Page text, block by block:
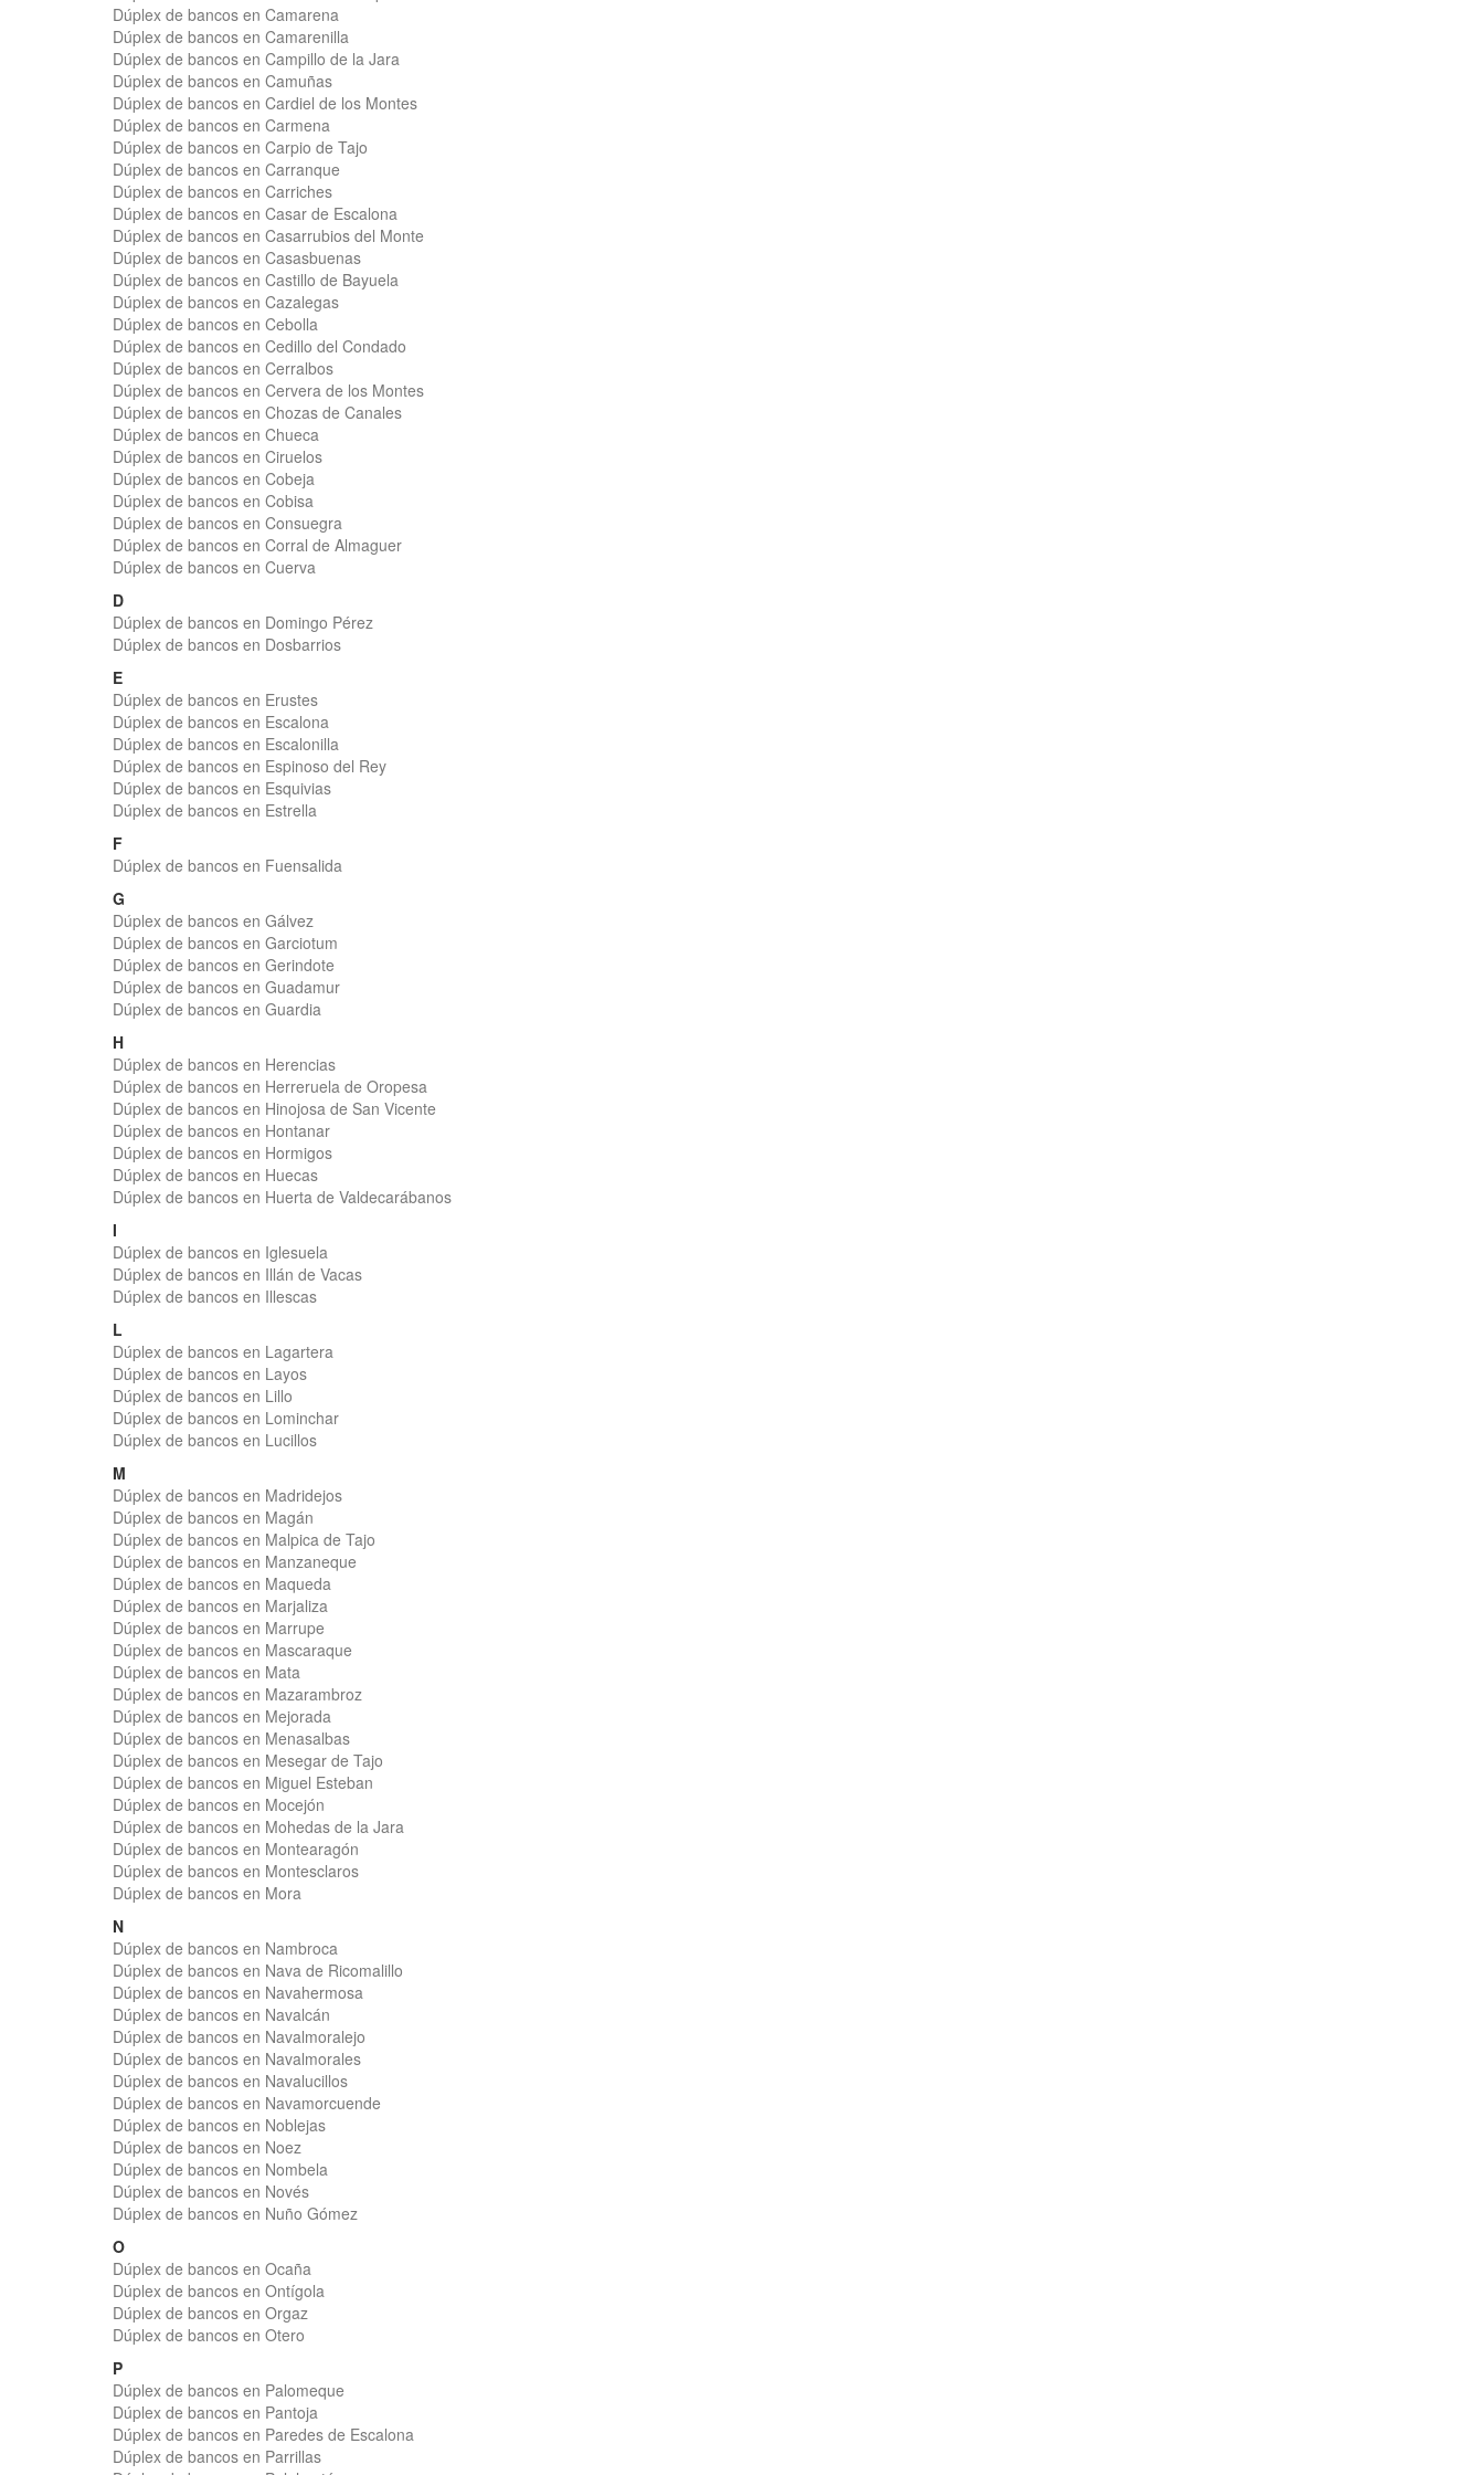
Dúplex de bancos en Camarena
Dúplex de bancos en Camarenilla
Dúplex de bancos en Campillo de la Jara
Dúplex de bancos en Camuñas
Dúplex de bancos en Cardiel de los Montes
Dúplex de bancos en Carmena
Dúplex de bancos en Carpio de Tajo
Dúplex de bancos en Carranque
Dúplex de bancos en Carriches
Dúplex de bancos en Casar de Escalona
Dúplex de bancos en Casarrubios del Monte
Dúplex de bancos en Casasbuenas
Dúplex de bancos en Castillo de Bayuela
Dúplex de bancos en Cazalegas
Dúplex de bancos en Cebolla
Dúplex de bancos en Cedillo del Condado
Dúplex de bancos en Cerralbos
Dúplex de bancos en Cervera de los Montes
Dúplex de bancos en Chozas de Canales
Dúplex de bancos en Chueca
Dúplex de bancos en Ciruelos
Dúplex de bancos en Cobeja
Dúplex de bancos en Cobisa
Dúplex de bancos en Consuegra
Dúplex de bancos en Corral de Almaguer
Dúplex de bancos en Cuerva
D
Dúplex de bancos en Domingo Pérez
Dúplex de bancos en Dosbarrios
E
Dúplex de bancos en Erustes
Dúplex de bancos en Escalona
Dúplex de bancos en Escalonilla
Dúplex de bancos en Espinoso del Rey
Dúplex de bancos en Esquivias
Dúplex de bancos en Estrella
F
Dúplex de bancos en Fuensalida
G
Dúplex de bancos en Gálvez
Dúplex de bancos en Garciotum
Dúplex de bancos en Gerindote
Dúplex de bancos en Guadamur
Dúplex de bancos en Guardia
H
Dúplex de bancos en Herencias
Dúplex de bancos en Herreruela de Oropesa
Dúplex de bancos en Hinojosa de San Vicente
Dúplex de bancos en Hontanar
Dúplex de bancos en Hormigos
Dúplex de bancos en Huecas
Dúplex de bancos en Huerta de Valdecarábanos
I
Dúplex de bancos en Iglesuela
Dúplex de bancos en Illán de Vacas
Dúplex de bancos en Illescas
L
Dúplex de bancos en Lagartera
Dúplex de bancos en Layos
Dúplex de bancos en Lillo
Dúplex de bancos en Lominchar
Dúplex de bancos en Lucillos
M
Dúplex de bancos en Madridejos
Dúplex de bancos en Magán
Dúplex de bancos en Malpica de Tajo
Dúplex de bancos en Manzaneque
Dúplex de bancos en Maqueda
Dúplex de bancos en Marjaliza
Dúplex de bancos en Marrupe
Dúplex de bancos en Mascaraque
Dúplex de bancos en Mata
Dúplex de bancos en Mazarambroz
Dúplex de bancos en Mejorada
Dúplex de bancos en Menasalbas
Dúplex de bancos en Mesegar de Tajo
Dúplex de bancos en Miguel Esteban
Dúplex de bancos en Mocejón
Dúplex de bancos en Mohedas de la Jara
Dúplex de bancos en Montearagón
Dúplex de bancos en Montesclaros
Dúplex de bancos en Mora
N
Dúplex de bancos en Nambroca
Dúplex de bancos en Nava de Ricomalillo
Dúplex de bancos en Navahermosa
Dúplex de bancos en Navalcán
Dúplex de bancos en Navalmoralejo
Dúplex de bancos en Navalmorales
Dúplex de bancos en Navalucillos
Dúplex de bancos en Navamorcuende
Dúplex de bancos en Noblejas
Dúplex de bancos en Noez
Dúplex de bancos en Nombela
Dúplex de bancos en Novés
Dúplex de bancos en Nuño Gómez
O
Dúplex de bancos en Ocaña
Dúplex de bancos en Ontígola
Dúplex de bancos en Orgaz
Dúplex de bancos en Otero
P
Dúplex de bancos en Palomeque
Dúplex de bancos en Pantoja
Dúplex de bancos en Paredes de Escalona
Dúplex de bancos en Parrillas